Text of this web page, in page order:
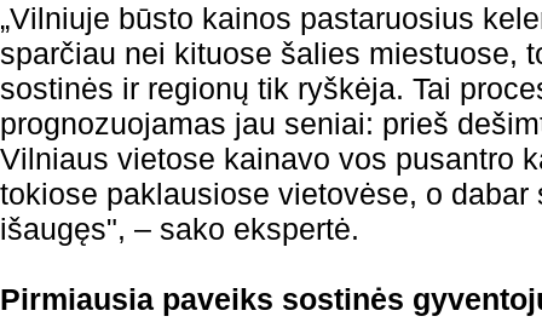
„Vilniuje būsto kainos pastaruosius
sparčiau nei kituose šalies miestuose,
sostinės ir regionų tik ryškėja. Tai
prognozuojamas jau seniai: prieš
Vilniaus vietose kainavo vos pusantro
tokiose paklausiose vietovėse, o dabar
išaugęs", – sako ekspertė.
Pirmiausia paveiks sostinės